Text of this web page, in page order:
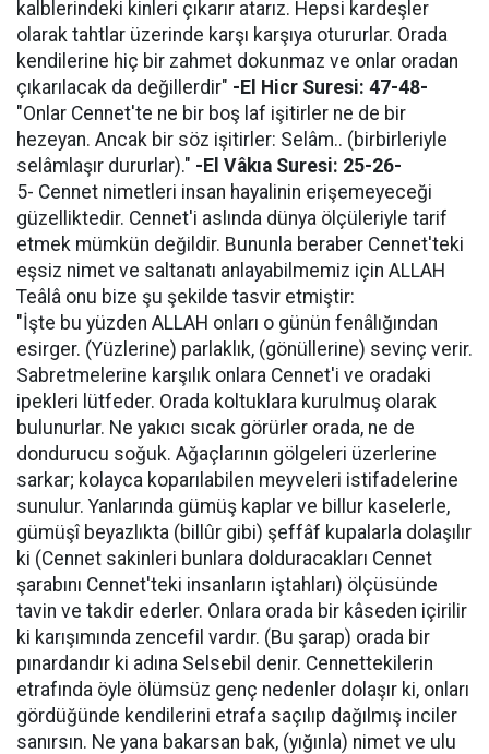
kalblerindeki kinleri çıkarır atarız. Hepsi kardeşler
olarak tahtlar üzerinde karşı karşıya otururlar. Orada
kendilerine hiç bir zahmet dokunmaz ve onlar oradan
çıkarılacak da değillerdir" -El Hicr Suresi: 47-48-
"Onlar Cennet'te ne bir boş laf işitirler ne de bir
hezeyan. Ancak bir söz işitirler: Selâm.. (birbirleriyle
selâmlaşır dururlar)." -El Vâkıa Suresi: 25-26-
5- Cennet nimetleri insan hayalinin erişemeyeceği
güzelliktedir. Cennet'i aslında dünya ölçüleriyle tarif
etmek mümkün değildir. Bununla beraber Cennet'teki
eşsiz nimet ve saltanatı anlayabilmemiz için ALLAH
Teâlâ onu bize şu şekilde tasvir etmiştir:
"İşte bu yüzden ALLAH onları o günün fenâlığından
esirger. (Yüzlerine) parlaklık, (gönüllerine) sevinç verir.
Sabretmelerine karşılık onlara Cennet'i ve oradaki
ipekleri lütfeder. Orada koltuklara kurulmuş olarak
bulunurlar. Ne yakıcı sıcak görürler orada, ne de
dondurucu soğuk. Ağaçlarının gölgeleri üzerlerine
sarkar; kolayca koparılabilen meyveleri istifadelerine
sunulur. Yanlarında gümüş kaplar ve billur kaselerle,
gümüşî beyazlıkta (billûr gibi) şeffâf kupalarla dolaşılır
ki (Cennet sakinleri bunlara dolduracakları Cennet
şarabını Cennet'teki insanların iştahları) ölçüsünde
tavin ve takdir ederler. Onlara orada bir kâseden içirilir
ki karışımında zencefil vardır. (Bu şarap) orada bir
pınardandır ki adına Selsebil denir. Cennettekilerin
etrafında öyle ölümsüz genç nedenler dolaşır ki, onları
gördüğünde kendilerini etrafa saçılıp dağılmış inciler
sanırsın. Ne yana bakarsan bak, (yığınla) nimet ve ulu